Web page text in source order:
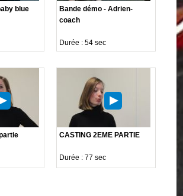
blue
Bande démo - Adrien-
coach
Durée : 54 sec
CASTING 2EME PARTIE
Durée : 77 sec